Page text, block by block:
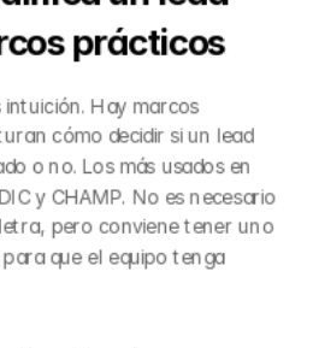
prácticos
Hay marcos
cómo decidir si un lead
o no. Los más usados en
y CHAMP. No es necesario
pero conviene tener uno
que el equipo tenga